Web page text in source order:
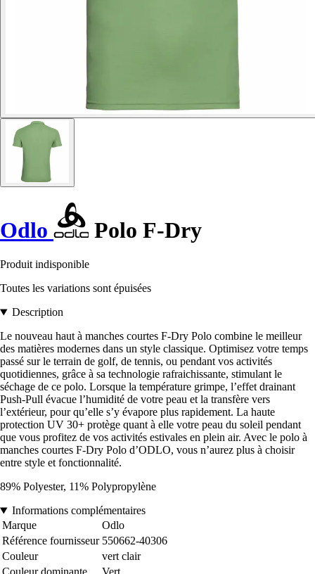
Odlo Polo F-Dry
Produit indisponible
Toutes les variations sont épuisées
Description
Le nouveau haut à manches courtes F-Dry Polo combine le meilleur
des matières modernes dans un style classique. Optimisez votre temps
passé sur le terrain de golf, de tennis, ou pendant vos activités
quotidiennes, grâce à sa technologie rafraichissante, stimulant le
séchage de ce polo. Lorsque la température grimpe, l’effet drainant
Push-Pull évacue l’humidité de votre peau et la transfère vers
l’extérieur, pour qu’elle s’y évapore plus rapidement. La haute
protection UV 30+ protège quant à elle votre peau du soleil pendant
que vous profitez de vos activités estivales en plein air. Avec le polo à
manches courtes F-Dry Polo d’ODLO, vous n’aurez plus à choisir
entre style et fonctionnalité.
89% Polyester, 11% Polypropylène
Informations complémentaires
Marque
Odlo
Référence fournisseur 550662-40306
Couleur
vert clair